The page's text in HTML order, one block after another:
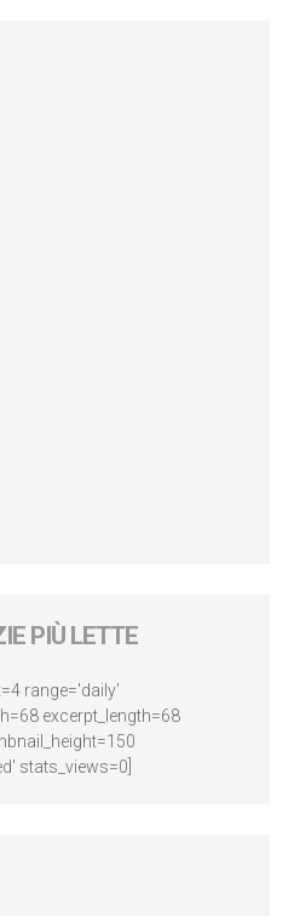
PIÙ LETTE
range='daily'
excerpt_length=68
stats_views=0]